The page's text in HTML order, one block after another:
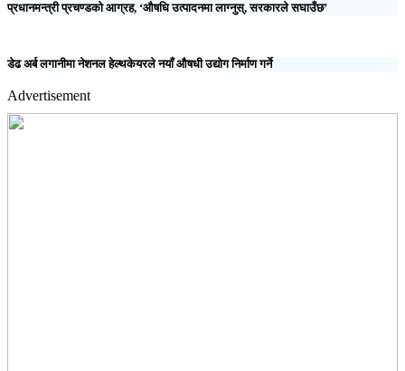
प्रधानमन्त्री प्रचण्डको आग्रह, ‘औषधि उत्पादनमा लाग्नुस्, सरकारले सघाउँछ’
डेढ अर्ब लगानीमा नेशनल हेल्थकेयरले नयाँ औषधी उद्योग निर्माण गर्ने
Advertisement